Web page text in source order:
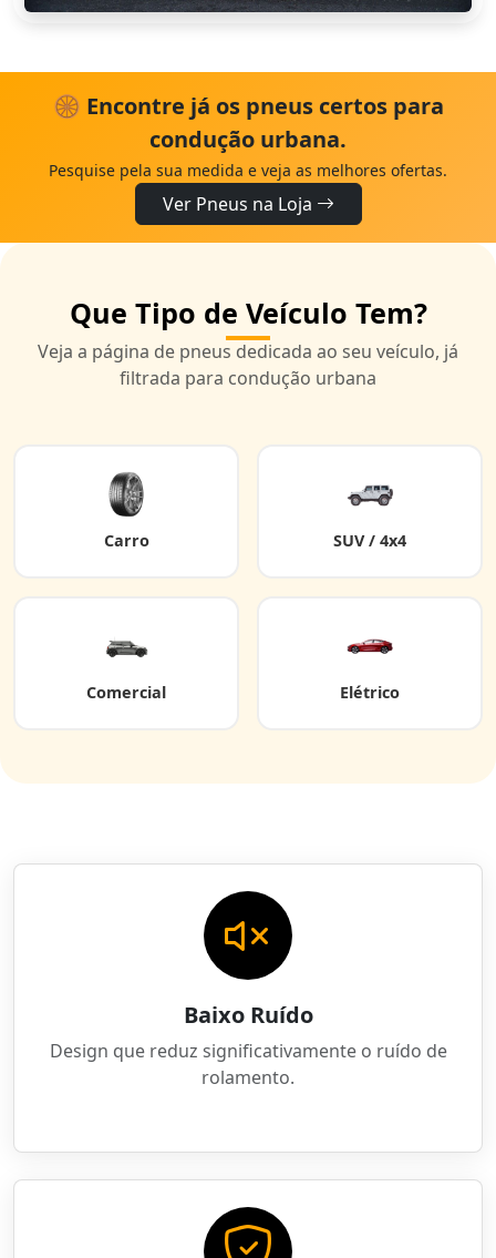
🛞 Encontre já os pneus certos para
condução urbana.
Pesquise pela sua medida e veja as melhores ofertas.
Ver Pneus na Loja
Que Tipo de Veículo Tem?
Veja a página de pneus dedicada ao seu veículo, já
filtrada para condução urbana
Carro SUV / 4x4
Comercial Elétrico
Baixo Ruído
Design que reduz significativamente o ruído de
rolamento.